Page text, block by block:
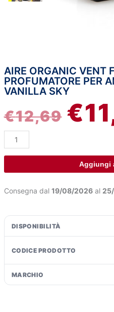
AIRE ORGANIC VENT
PROFUMATORE PER
VANILLA SKY
€12,69
IL
€
Aire
Organic
Vent
profumatore
per
ambienti
-
quantità
Aggiungi
Consegna dal 19/08/2026al
DISPONIBILITÀ
CODICE PRODOTTO
MARCHIO